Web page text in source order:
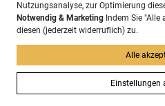
Nutzungsanalyse, zur Optimierung
Notwendig & Marketing Indem Sie "Alle
diesen (jederzeit widerruflich) zu.
Alle
Einstellungen